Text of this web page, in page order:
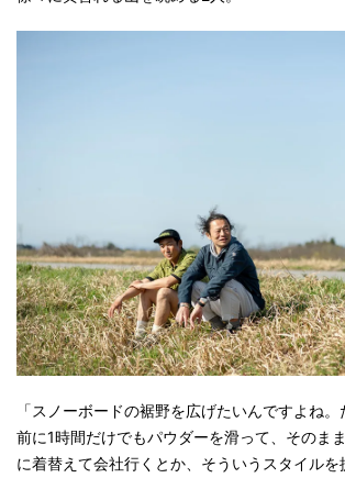
「スノーボードの裾野を広げたいんですよね
前に1時間だけでもパウダーを滑って、そのま
に着替えて会社行くとか、そういうスタイルを